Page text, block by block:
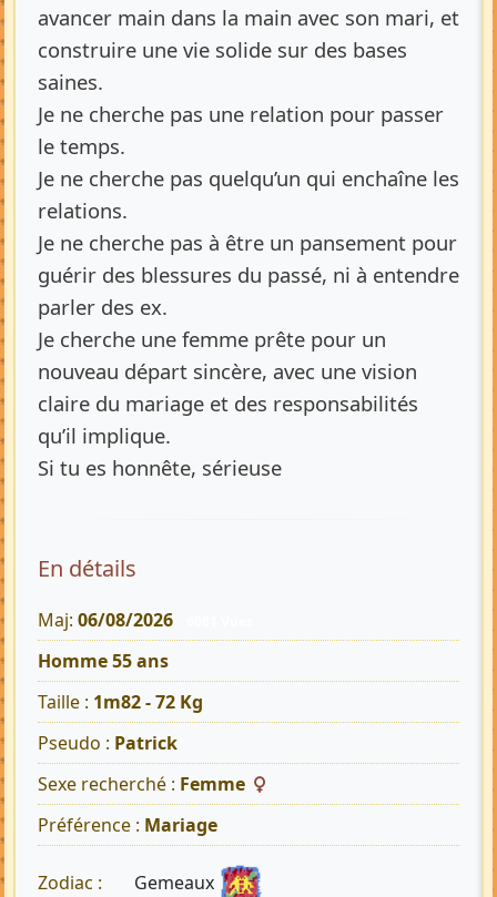
avancer main dans la main avec son mari, et
construire une vie solide sur des bases
saines.
Je ne cherche pas une relation pour passer
le temps.
Je ne cherche pas quelqu’un qui enchaîne les
relations.
Je ne cherche pas à être un pansement pour
guérir des blessures du passé, ni à entendre
parler des ex.
Je cherche une femme prête pour un
nouveau départ sincère, avec une vision
claire du mariage et des responsabilités
qu’il implique.
Si tu es honnête, sérieuse
En détails
Maj: 06/08/2026
Homme 55 ans
Taille : 1m82 - 72 Kg
Pseudo : Patrick
Sexe recherché : Femme
Préférence : Mariage
Zodiac : Gemeaux